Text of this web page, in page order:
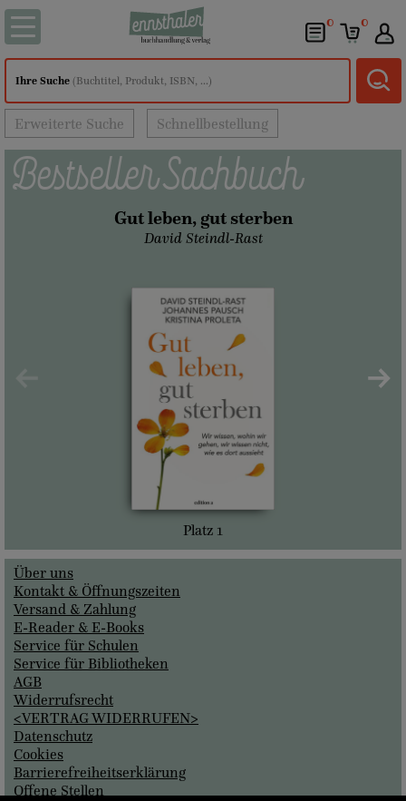
0 0
Ihre Suche (Buchtitel, Produkt, ISBN, ...)
Erweiterte Suche Schnellbestellung
Bestseller Sachbuch
Gut leben, gut sterben
David Steindl-Rast
Platz 1
Über uns
Kontakt & Öffnungszeiten
Versand & Zahlung
E-Reader & E-Books
Service für Schulen
Service für Bibliotheken
AGB
Widerrufsrecht
<VERTRAG WIDERRUFEN>
Datenschutz
Cookies
Barrierefreiheitserklärung
Offene Stellen